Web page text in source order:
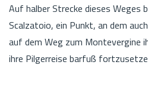
Auf halber Strecke dieses Weges
Scalzatoio, ein Punkt, an dem
auf dem Weg zum Montevergine
ihre Pilgerreise barfuß